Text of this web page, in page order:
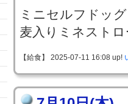
ミニセルフドッグ
麦入りミネスト
【給食】 2025-07-11 16:08 up!